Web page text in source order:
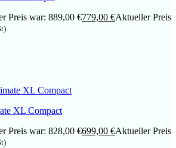
Preis war: 889,00 €779,00 €Aktueller Preis
XL Compact
Preis war: 828,00 €699,00 €Aktueller Preis